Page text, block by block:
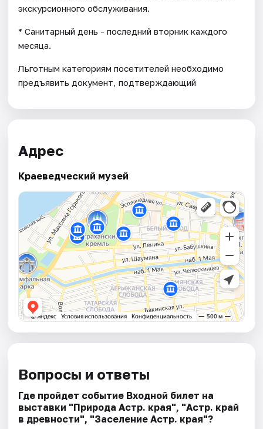
экскурсионного обслуживания.
* Санитарный день - последний вторник каждого
месяца.
Льготным категориям посетителей необходимо
предъявить документ, подтверждающий
Адрес
Краеведческий музей
Вопросы и ответы
Где пройдет событие Входной билет на
выставки "Природа Астр. края", "Астр. край
в древности", "Заселение Астр. края"?